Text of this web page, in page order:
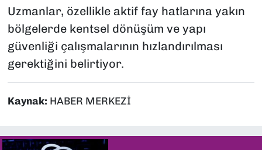
Uzmanlar, özellikle aktif fay hatlarına yakın
bölgelerde kentsel dönüşüm ve yapı
güvenliği çalışmalarının hızlandırılması
gerektiğini belirtiyor.
Kaynak: HABER MERKEZİ